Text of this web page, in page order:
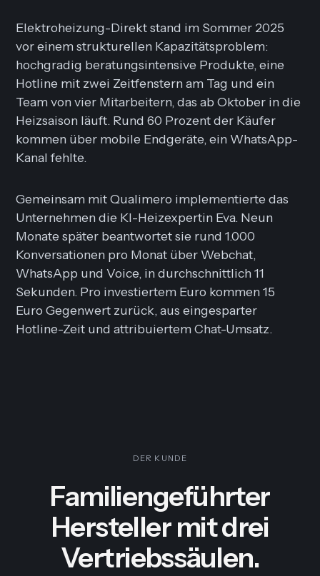
Elektroheizung-Direkt stand im Sommer 2025
vor einem strukturellen Kapazitätsproblem:
hochgradig beratungsintensive Produkte, eine
Hotline mit zwei Zeitfenstern am Tag und ein
Team von vier Mitarbeitern, das ab Oktober in die
Heizsaison läuft. Rund 60 Prozent der Käufer
kommen über mobile Endgeräte, ein WhatsApp-
Kanal fehlte.
Gemeinsam mit Qualimero implementierte das
Unternehmen die KI-Heizexpertin Eva. Neun
Monate später beantwortet sie rund 1.000
Konversationen pro Monat über Webchat,
WhatsApp und Voice, in durchschnittlich 11
Sekunden. Pro investiertem Euro kommen 15
Euro Gegenwert zurück, aus eingesparter
Hotline-Zeit und attribuiertem Chat-Umsatz.
DER KUNDE
Familiengeführter
Hersteller mit drei
Vertriebssäulen.